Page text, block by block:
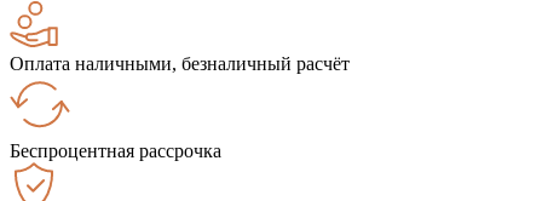
Оплата наличными, безналичный расчёт
Беспроцентная рассрочка